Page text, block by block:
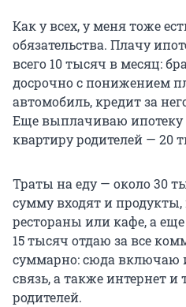
Как у всех, у меня тоже
обязательства. Плачу
всего 10 тысяч в месяц:
досрочно с понижением
автомобиль, кредит за
Еще выплачиваю ипотеку
квартиру родителей — 20
Траты на еду — около30
сумму входят и
рестораны или кафе, а
15 тысяч отдаю за все
суммарно: сюда включаю
связь, а также интернет и
родителей.